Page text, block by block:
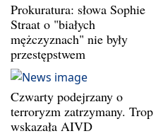
Prokuratura: słowa Sophie
Straat o "białych
mężczyznach" nie były
przestępstwem
Czwarty podejrzany o
terroryzm zatrzymany. Trop
wskazała AIVD